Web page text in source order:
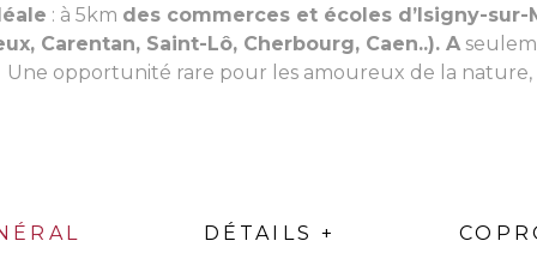
: à 5km des commerces et écoles d’Isigny-sur-
Carentan, Saint-Lô, Cherbourg, Caen..). A
Une opportunité rare pour les amoureux de la
DÉTAILS +